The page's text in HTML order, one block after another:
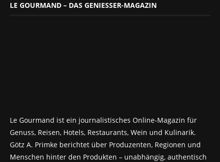
LE GOURMAND – DAS GENIESSER-MAGAZIN
Le Gourmand ist ein journalistisches Online-Magazin für
Genuss, Reisen, Hotels, Restaurants, Wein und Kulinarik.
Götz A. Primke berichtet über Produzenten, Regionen und
Menschen hinter den Produkten – unabhängig, authentisch